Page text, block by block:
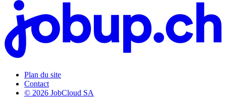
Plan du site
Contact
© 2026 JobCloud SA